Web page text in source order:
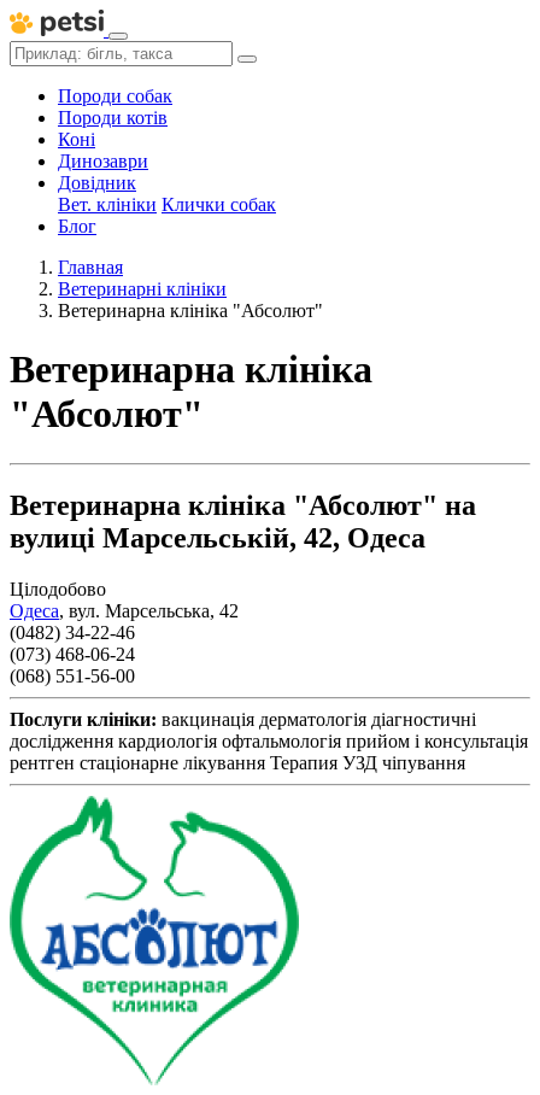
Породи собак
Породи котів
Коні
Динозаври
Довідник
Вет. клініки Клички собак
Блог
Главная
Ветеринарні клініки
Ветеринарна клініка "Абсолют"
Ветеринарна клініка
"Абсолют"
Ветеринарна клініка "Абсолют" на
вулиці Марсельській, 42, Одеса
Цілодобово
Одеса, вул. Марсельська, 42
(0482) 34-22-46
(073) 468-06-24
(068) 551-56-00
Послуги клініки: вакцинація дерматологія діагностичні
дослідження кардиологія офтальмологія прийом і консультація
рентген стаціонарне лікування Терапия УЗД чіпування